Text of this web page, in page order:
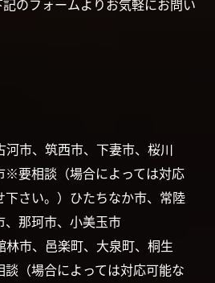
のフォームよりお気軽にお問い
市、筑西市、下妻市、桜川
※要相談（場合によっては対応
さい。）ひたちなか市、常陸
、那珂市、小美玉市
市、邑楽町、大泉町、桐生
（場合によっては対応可能な